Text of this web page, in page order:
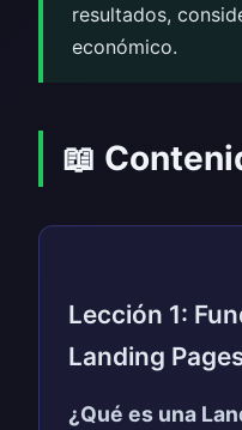
resultados,
económico.
📖
Lección 1:
Landing
¿Qué es una